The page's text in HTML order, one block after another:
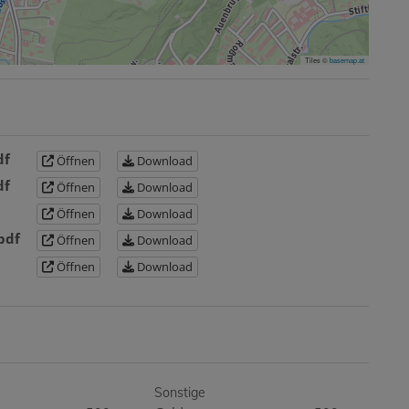
Tiles ©basemap.at
Öffnen Download
Öffnen
Download
Öffnen
Download
Öffnen
Download
Öffnen
Download
Sonstige